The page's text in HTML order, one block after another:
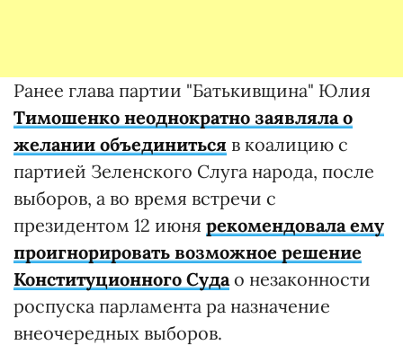
Ранее глава партии "Батькивщина" Юлия
Тимошенко неоднократно заявляла о
желании объединиться в коалицию с
партией Зеленского Слуга народа, после
выборов, а во время встречи с
президентом 12 июня рекомендовала ему
проигнорировать возможное решение
Конституционного Суда о незаконности
роспуска парламента ра назначение
внеочередных выборов.